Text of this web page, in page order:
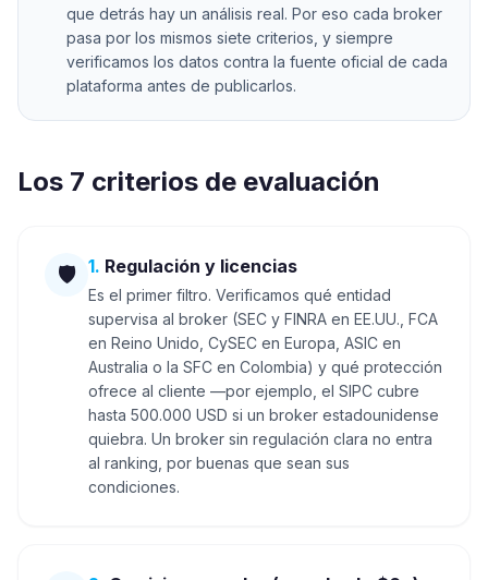
que detrás hay un análisis real. Por eso cada broker
pasa por los mismos siete criterios, y siempre
verificamos los datos contra la fuente oficial de cada
plataforma antes de publicarlos.
Los 7 criterios de evaluación
🛡️ 1. Regulación y licencias
Es el primer filtro. Verificamos qué entidad
supervisa al broker (SEC y FINRA en EE.UU., FCA
en Reino Unido, CySEC en Europa, ASIC en
Australia o la SFC en Colombia) y qué protección
ofrece al cliente —por ejemplo, el SIPC cubre
hasta 500.000 USD si un broker estadounidense
quiebra. Un broker sin regulación clara no entra
al ranking, por buenas que sean sus
condiciones.